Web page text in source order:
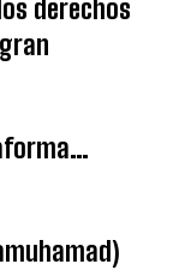
derechos